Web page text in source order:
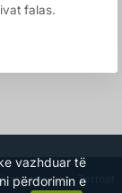
falas.
vazhduar të
përdorimin e
rezervuara. Termat